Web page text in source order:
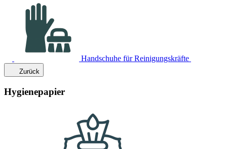
Handschuhe für Reinigungskräfte
Zurück
Hygienepapier